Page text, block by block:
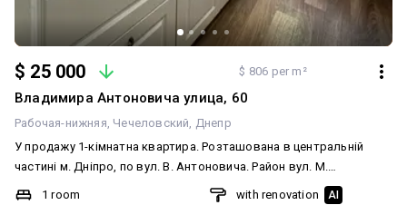
$ 25 000 $ 806 per m²
Владимира Антоновича улица, 60
Рабочая-нижняя Чечеловский Днепр
У продажу 1-кімнатна квартира. Розташована в центральній
частині м. Дніпро, по вул. В. Антоновича. Район вул. М.
Алексєєнка / просп. Лесі Українки. Квартира з ремонтом, усе
1 room
with renovation AI